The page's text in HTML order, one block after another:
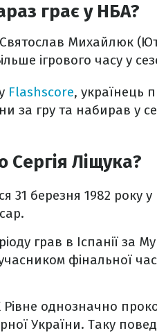
грає у НБА?
Святослав Михайлюк
ігрового часу у
Flashscore, українець
за гру та набирав у
Ліщука?
31 березня 1982 року
грав в Іспанії за
фінальної
однозначно
України. Таку